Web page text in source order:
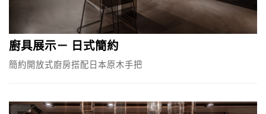
廚具展示－ 日式簡約
簡約開放式廚房搭配日本原木手把